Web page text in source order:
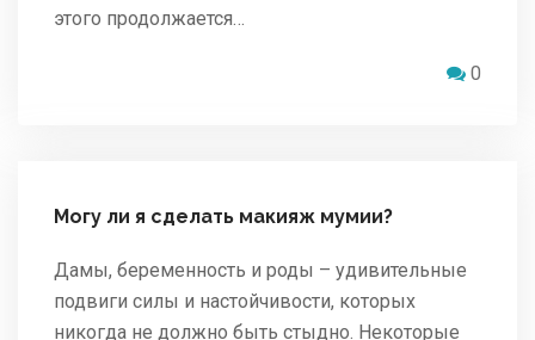
этого продолжается…
0
Могу ли я сделать макияж мумии?
Дамы, беременность и роды – удивительные
подвиги силы и настойчивости, которых
никогда не должно быть стыдно. Некоторые